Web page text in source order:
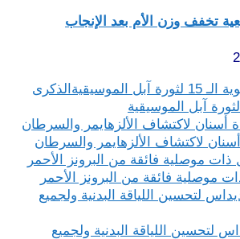
تخفف وزن الأم بعد الإنجاب
الذكرى
لاكتشاف الألزهايمر والسرطان
موصلية فائقة من البرونز الأحمر
لتحسين اللياقة البدنية ولجميع